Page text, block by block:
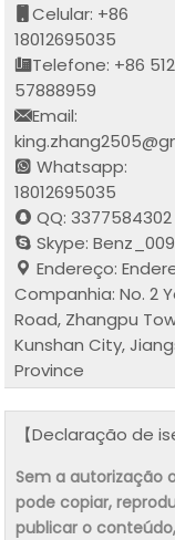
Celular: +86
18012695035
Telefone: +86 512
57888959
Email:
Whatsapp:
18012695035
QQ: 3377584302
Skype: Benz_009
Endereço:
Companhia: No. 2
Road, Zhangpu
Kunshan City,
Province
【Declaração de
Sem a autorização
pode copiar,
publicar o